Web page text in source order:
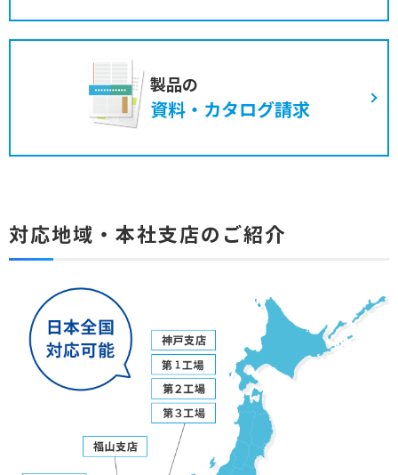
製品の
資料・カタログ請求
対応地域・本社支店のご紹介